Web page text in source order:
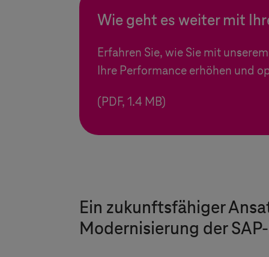
Wie geht es weiter mit
Erfahren Sie, wie Sie mit
Ihre Performance erhöhen und
(PDF, 1.4 MB)
Ein zukunftsfähiger
Modernisierung der